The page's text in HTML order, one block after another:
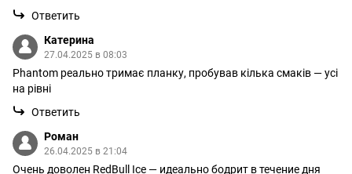
Ответить
Катерина
27.04.2025 в 08:03
Phantom реально тримає планку, пробував кілька смаків — усі
на рівні
Ответить
Роман
26.04.2025 в 21:04
Очень доволен RedBull Ice — идеально бодрит в течение дня